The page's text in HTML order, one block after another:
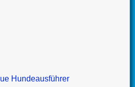
Hundeausführer